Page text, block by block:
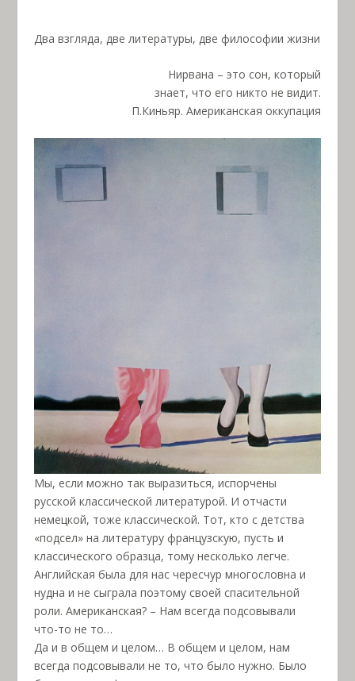
Два взгляда, две литературы, две философии жизни
Нирвана – это сон, который
знает, что его никто не видит.
П.Киньяр. Американская оккупация
Мы, если можно так выразиться, испорчены
русской классической литературой. И отчасти
немецкой, тоже классической. Тот, кто с детства
«подсел» на литературу французскую, пусть и
классического образца, тому несколько легче.
Английская была для нас чересчур многословна и
нудна и не сыграла поэтому своей спасительной
роли. Американская? – Нам всегда подсовывали
что-то не то…
Да и в общем и целом… В общем и целом, нам
всегда подсовывали не то, что было нужно. Было